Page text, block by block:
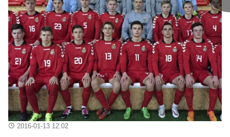
2016-01-13 12:02